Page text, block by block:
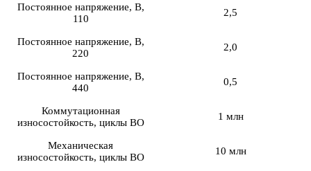
Постоянное напряжение, В,
110
2,5
Постоянное напряжение, В,
220
2,0
Постоянное напряжение, В,
440
0,5
Коммутационная
износостойкость, циклы ВО
1 млн
Механическая
износостойкость, циклы ВО
10 млн